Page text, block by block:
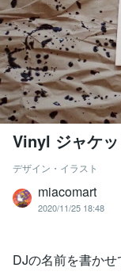
Vinyl ジャケッ
デザイン・イラスト
miacomart
2020/11/25 18:48
DJの名前を書かせ